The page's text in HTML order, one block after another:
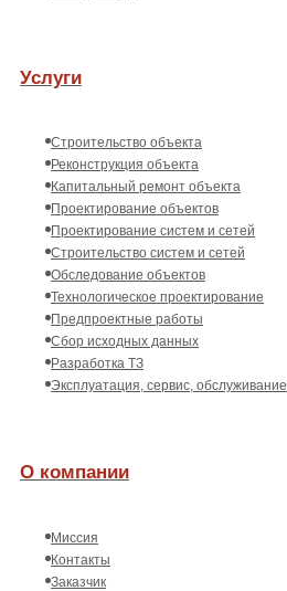
Услуги
Строительство объекта
Реконструкция объекта
Капитальный ремонт объекта
Проектирование объектов
Проектирование систем и сетей
Строительство систем и сетей
Обследование объектов
Технологическое проектирование
Предпроектные работы
Сбор исходных данных
Разработка ТЗ
Эксплуатация, сервис, обслуживание
О компании
Миссия
Контакты
Заказчик